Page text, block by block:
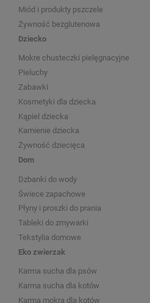
Miód i produkty pszczele
Żywność bezglutenowa
Dziecko
Mokre chusteczki pielęgnacyjne
Pieluchy
Zabawki
Kosmetyki dla dziecka
Kąpiel dziecka
Kamienie dziecka
Żywność dziecięca
Dom
Dzbanki do wody
Świece zapachowe
Płyny i proszki do prania
Tableki do zmywarki
Tekstylia domowe
Eko zwierzak
Karma sucha dla psów
Karma sucha dla kotów
Karma mokra dla kotów